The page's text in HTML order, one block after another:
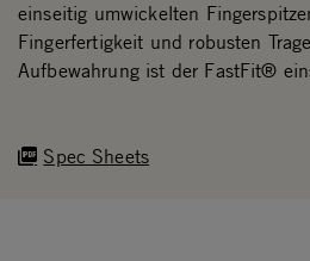
Spec Sheets
einseitig umwickelten
Fingerfertigkeit und robusten
Aufbewahrung ist der FastFit®